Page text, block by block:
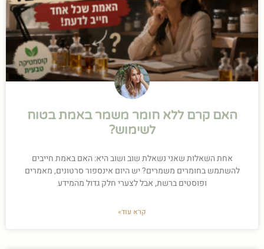
האם קרם ללא חומר משמר באמת בטוח
לשימוש?
אחת השאלות שאני נשאלת שוב ושוב היא: האם באמת חייבים
להשתמש בחומרים משמרים? יש היום אינספור סרטונים, מאמרים
ופוסטים ברשת, אבל לצערי חלק גדול מהמידע
קרא עוד»